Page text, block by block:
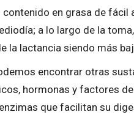
contenido en grasa de fácil
a lo largo de la
la lactancia siendo más
encontrar otras
hormonas y factores
que facilitan su